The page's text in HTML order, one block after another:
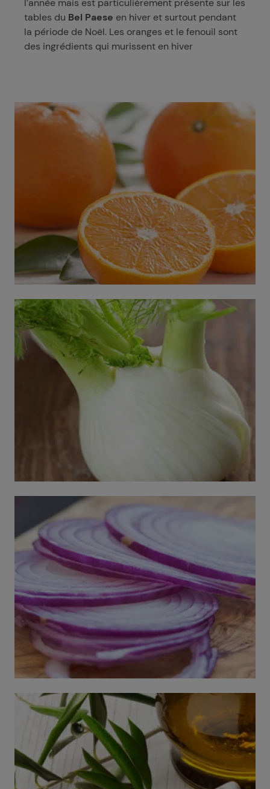
l’année mais est particulièrement présente sur les
tables du Bel Paese en hiver et surtout pendant
la période de Noël. Les oranges et le fenouil sont
des ingrédients qui murissent en hiver